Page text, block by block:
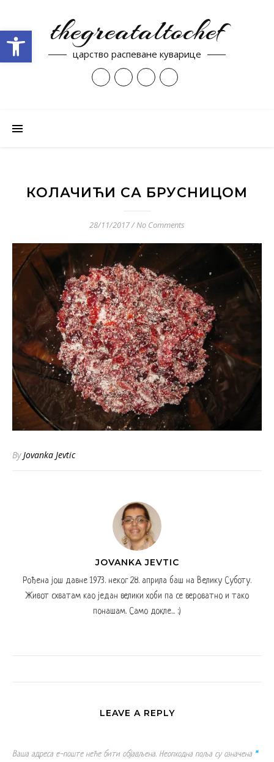
thegreataltochef
царство распеване куварице
КОЛАЧИЋИ СА БРУСНИЦОМ
28/11/2017/No Comments
ByJovanka Jevtic
JOVANKA JEVTIC
Рођена још давне 1973. неког 28. априла баш на Велику Суботу.
Живот схватам као један велики хоби па се вероватно и тако
понашам. Само докле... :)
LEAVE A REPLY
Ваша адреса е-поште неће бити објављена. Неопходна поља су означена *
Open toolbar